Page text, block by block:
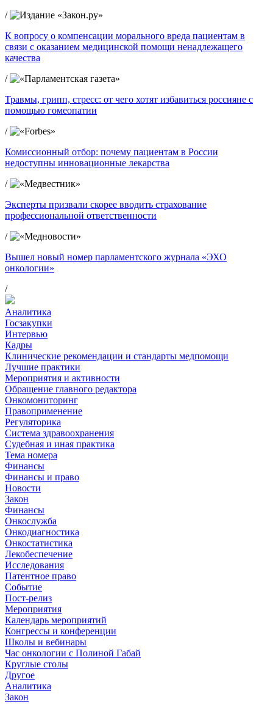
/
К вопросу о компенсации морального вреда пациентам в
связи с оказанием медицинской помощи ненадлежащего
качества
/
Травмы, грипп, стресс: от чего хотят избавиться россияне с
помощью гомеопатии
/
Комиссионный отбор: почему пациентам в России
недоступны инновационные лекарства
/
Эксперты призвали скорее вводить страхование
профессиональной ответственности
/
Вышел новый номер парламентского журнала «ЭХО
онкологии»
/
Аналитика
Госзакупки
Интервью
Кадры
Клинические рекомендации и стандарты медпомощи
Лучшие практики
Мероприятия и активности
Обращение главного редактора
Онкомониторинг
Правоприменение
Регуляторика
Система здравоохранения
Судебная и иная практика
Тема номера
Финансы
Финансы и право
Новости
Закон
Финансы
Онкослужба
Онкодиагностика
Онкостатистика
Лекобеспечение
Исследования
Патентное право
Событие
Пост-релиз
Мероприятия
Календарь мероприятий
Конгрессы и конференции
Школы и вебинары
Час онкологии с Полиной Габай
Круглые столы
Другое
Аналитика
Закон